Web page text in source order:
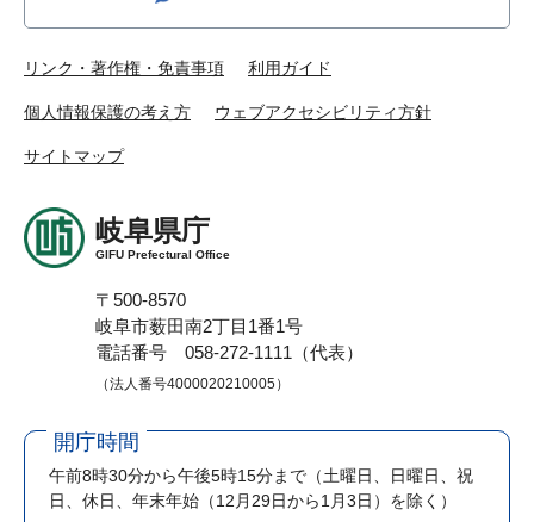
リンク・著作権・免責事項 利用ガイド
個人情報保護の考え方 ウェブアクセシビリティ方針
サイトマップ
岐阜県庁
GIFU Prefectural Office
〒500-8570
岐阜市薮田南2丁目1番1号
電話番号 058-272-1111（代表）
（法人番号4000020210005）
開庁時間
午前8時30分から午後5時15分まで （土曜日、日曜日、祝
日、休日、年末年始（12月29日から1月3日）を除く）